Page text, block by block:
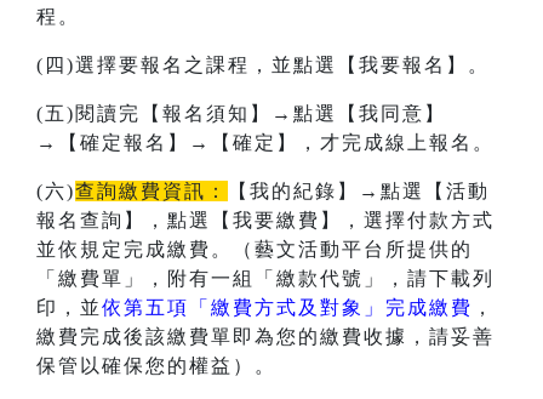
程。
(四)選擇要報名之課程，並點選【我要報名】。
(五)閱讀完【報名須知】→點選【我同意】
→【確定報名】→【確定】，才完成線上報名。
(六)查詢繳費資訊：
【我的紀錄】→點選【活動
報名查詢】，點選【我要繳費】，選擇付款方式
並依規定完成繳費。（藝文活動平台所提供的
「繳費單」，附有一組「繳款代號」，請下載列
印，並依第五項「繳費方式及對象」完成繳費 ，
繳費完成後該繳費單即為您的繳費收據，請妥善
保管以確保您的權益）。